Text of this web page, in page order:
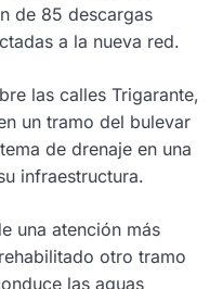
de 85 descargas
a la nueva red.
las calles Trigarante,
un tramo del bulevar
de drenaje en una
infraestructura.
una atención más
otro tramo
las aguas